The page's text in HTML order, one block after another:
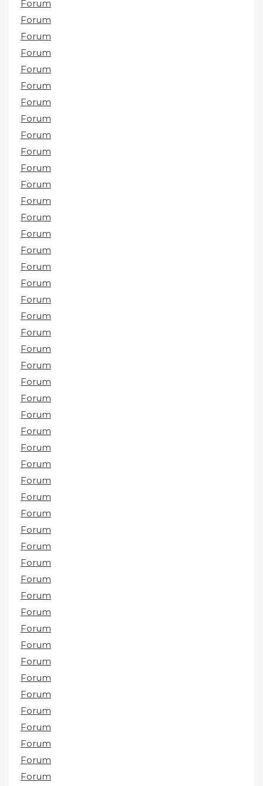
Forum
Forum
Forum
Forum
Forum
Forum
Forum
Forum
Forum
Forum
Forum
Forum
Forum
Forum
Forum
Forum
Forum
Forum
Forum
Forum
Forum
Forum
Forum
Forum
Forum
Forum
Forum
Forum
Forum
Forum
Forum
Forum
Forum
Forum
Forum
Forum
Forum
Forum
Forum
Forum
Forum
Forum
Forum
Forum
Forum
Forum
Forum
Forum